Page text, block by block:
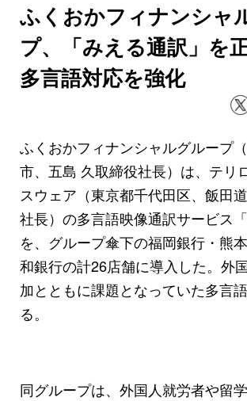
ふくおかフィナンシャ
プ、「みえる通訳」を
多言語対応を強化
ふくおかフィナンシャルグループ
市、五島 久取締役社長）は、テリ
スウェア（東京都千代田区、飯田
社長）の多言語映像通訳サービス
を、グループ傘下の福岡銀行・熊
和銀行の計26店舗に導入した。外
加とともに課題となっていた多言
る。
同グループは、外国人就労者や留